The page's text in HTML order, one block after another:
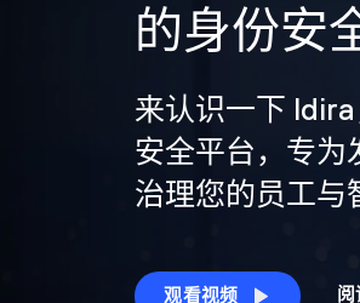
的身份安
来认识一下
安全平台，专为
治理您的员工与
观看视频 阅